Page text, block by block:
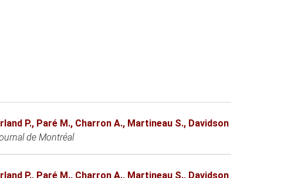
P., Paré M., Charron A., Martineau S., Davidson
de Montréal
P., Paré M., Charron A., Martineau S., Davidson